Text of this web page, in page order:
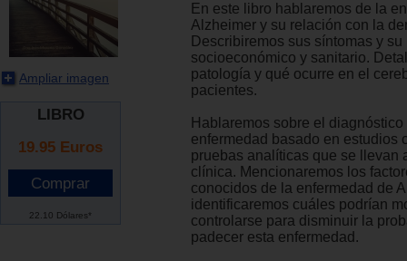
Ampliar imagen
LIBRO
19.95 Euros
22.10 Dólares*
En este libro hablaremos de la
Alzheimer y su relación con la
Describiremos sus síntomas y su
socioeconómico y sanitario.
patología y qué ocurre en el
pacientes.
Hablaremos sobre el
enfermedad basado en estudios
pruebas analíticas que se llevan
clínica. Mencionaremos los
conocidos de la enfermedad de
identificaremos cuáles podrían
controlarse para disminuir la
padecer esta enfermedad.